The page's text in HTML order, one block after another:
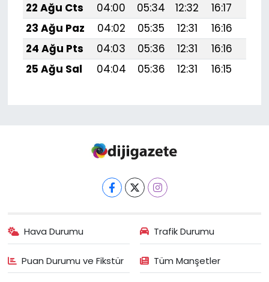
22 Ağu Cts
04:00 05:34 12:32 16:17
23 Ağu Paz
04:02 05:35 12:31 16:16
24 Ağu Pts
04:03 05:36 12:31 16:16
25 Ağu Sal
04:04 05:36 12:31 16:15
Hava Durumu Trafik Durumu
Puan Durumu ve Fikstür Tüm Manşetler